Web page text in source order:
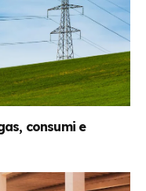
consumi e